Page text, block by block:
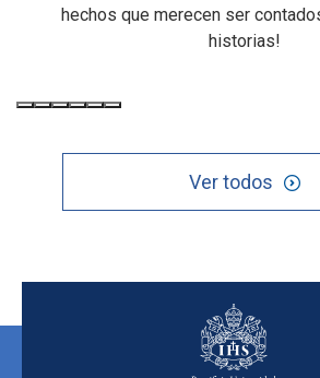
hechos que merecen ser
historias!
Ver todos